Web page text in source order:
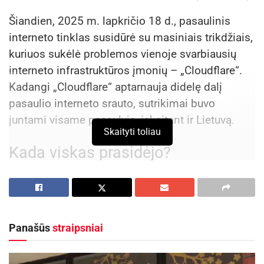
Šiandien, 2025 m. lapkričio 18 d., pasaulinis
interneto tinklas susidūrė su masiniais trikdžiais,
kuriuos sukėlė problemos vienoje svarbiausių
interneto infrastruktūros įmonių – „Cloudflare“.
Kadangi „Cloudflare“ aptarnauja didelę dalį
pasaulio interneto srauto, sutrikimai buvo
juntami visame pasaulyje, įskaitant ir Lietuvą.
Kada viskas prasidėjo?
Sutrikimai prasidėjo apie vidurdienį ir tęsėsi
didžiąją popietės dalį.
Pradžia:Apie13:00 – 13:20 val. Lietuvos
pranešinėti apie neveikiančias svetaines.
Skaityti toliau
Panašūsstraipsniai